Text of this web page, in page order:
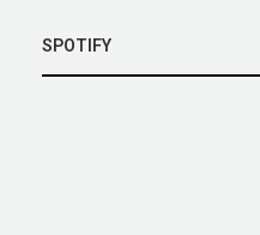
SPOTIFY